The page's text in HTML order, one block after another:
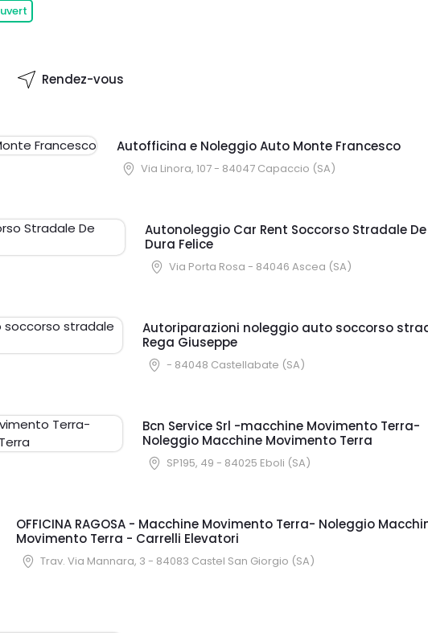
Rendez-vous
Autofficina e Noleggio Auto Monte Francesco
Via Linora, 107 - 84047 Capaccio (SA)
Autonoleggio Car Rent Soccorso Stradale De
Dura Felice
Via Porta Rosa - 84046 Ascea (SA)
Autoriparazioni noleggio auto soccorso
Rega Giuseppe
- 84048 Castellabate (SA)
Bcn Service Srl -macchine Movimento Terra-
Noleggio Macchine Movimento Terra
SP195, 49 - 84025 Eboli (SA)
OFFICINA RAGOSA - Macchine Movimento Terra- Noleggio
Movimento Terra - Carrelli Elevatori
Trav. Via Mannara, 3 - 84083 Castel San Giorgio (SA)